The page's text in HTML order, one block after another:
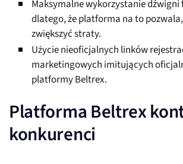
Maksymalne wykorzystanie
dlatego, że platforma na to
zwiększyć straty.
Użycie nieoficjalnych linków
marketingowych imitujących
platformy Beltrex.
Platforma Beltrex
konkurenci